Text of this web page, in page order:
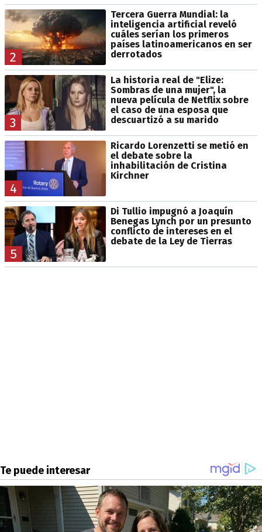
2
Tercera Guerra Mundial: la
inteligencia artificial reveló
cuáles serían los primeros
países latinoamericanos en ser
derrotados
3
La historia real de "Elize:
Sombras de una mujer", la
nueva película de Netflix sobre
el caso de una esposa que
descuartizó a su marido
4
Ricardo Lorenzetti se metió en
el debate sobre la
inhabilitación de Cristina
Kirchner
5
Di Tullio impugnó a Joaquín
Benegas Lynch por un presunto
conflicto de intereses en el
debate de la Ley de Tierras